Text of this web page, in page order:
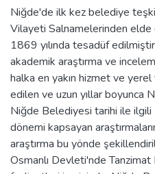
Niğde'de ilk kez belediye
Vilayeti Salnamelerinden
1869 yılında tesadüf
akademik araştırma ve
halka en yakın hizmet ve
edilen ve uzun yıllar boyunca
Niğde Belediyesi tarihi ile ilgili
dönemi kapsayan
araştırma bu yönde
Osmanlı Devleti'nde